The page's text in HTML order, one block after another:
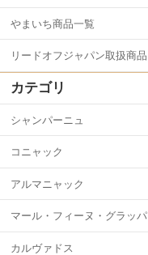
やまいち商品一覧
リードオフジャパン取扱商品
カテゴリ
シャンパーニュ
コニャック
アルマニャック
マール・フィーヌ・グラッパ
カルヴァドス